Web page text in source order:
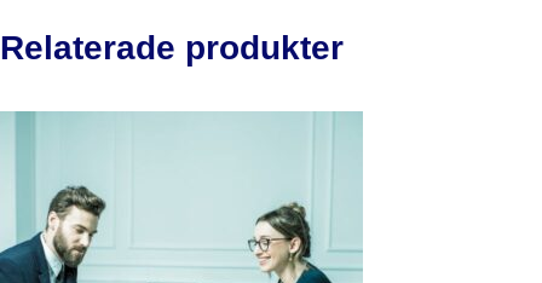
Relaterade produkter